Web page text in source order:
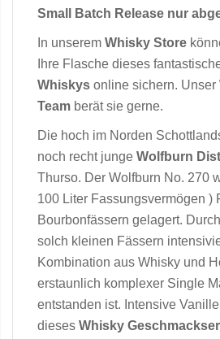
Small Batch Release nur
In unserem Whisky Store
Ihre Flasche dieses
Whiskys online sichern. Unser
Team berät sie gerne.
Die hoch im Norden
noch recht junge Wolfburn
Thurso. Der Wolfburn No. 270
100 Liter Fassungsvermögen )
Bourbonfässern gelagert.
solch kleinen Fässern
Kombination aus Whisky und
erstaunlich komplexer Single
entstanden ist. Intensive
dieses Whisky